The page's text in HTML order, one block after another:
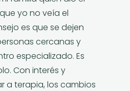
yo no veía el
es que se dejen
cercanas y
especializado. Es
Con interés y
a terapia, los cambios